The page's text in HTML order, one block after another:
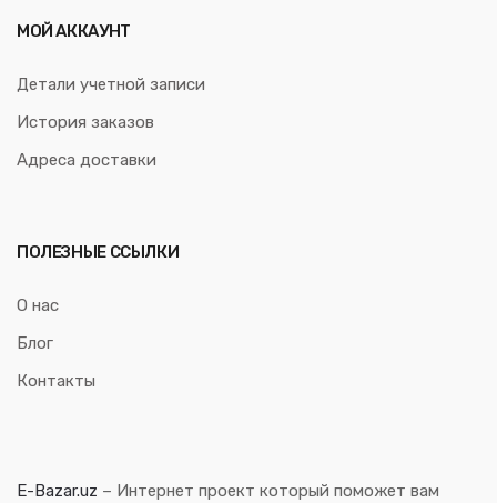
МОЙ АККАУНТ
Детали учетной записи
История заказов
Адреса доставки
ПОЛЕЗНЫЕ ССЫЛКИ
О нас
Блог
Контакты
E-Bazar.uz – Интернет проект который поможет вам